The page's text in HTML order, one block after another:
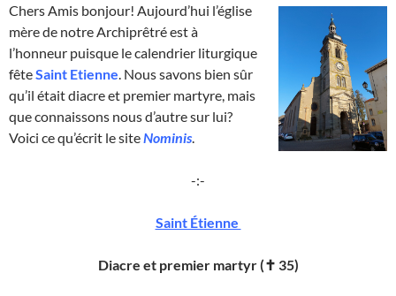
Chers Amis bonjour! Aujourd’hui l’église
mère de notre Archiprêtré est à
l’honneur puisque le calendrier liturgique
fêteSaint Etienne. Nous savons bien sûr
qu’il était diacre et premier martyre, mais
que connaissons nous d’autre sur lui?
Voici ce qu’écrit le siteNominis.
-:-
Saint Étienne
Diacre et premier martyr (✝ 35)